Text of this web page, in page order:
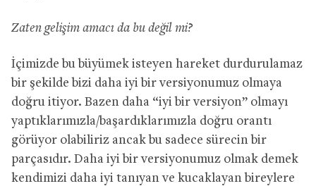
Zaten gelişim amacı da bu değil mi?
İçimizde bu büyümek isteyen hareket durdurulamaz
bir şekilde bizi daha iyi bir versiyonumuz olmaya
doğru itiyor. Bazen daha “iyi bir versiyon” olmayı
yaptıklarımızla/başardıklarımızla doğru orantı
görüyor olabiliriz ancak bu sadece sürecin bir
parçasıdır. Daha iyi bir versiyonumuz olmak demek
kendimizi daha iyi tanıyan ve kucaklayan bireylere